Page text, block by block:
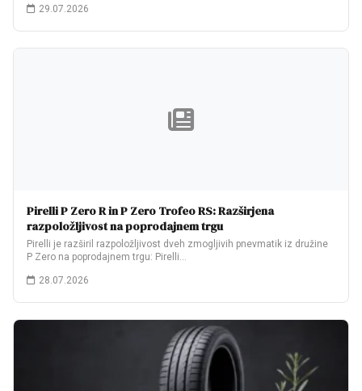
29.07.2026
Pirelli P Zero R in P Zero Trofeo RS: Razširjena
razpoložljivost na poprodajnem trgu
Pirelli je razširil razpoložljivost dveh zmogljivih pnevmatik iz družine
P Zero na poprodajnem trgu: Pirelli…
28.07.2026